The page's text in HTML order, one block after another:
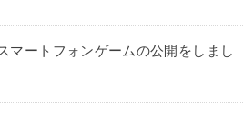
マートフォンゲームの公開をしまし